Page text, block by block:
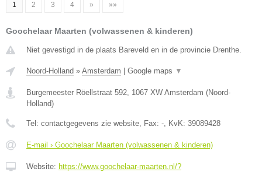
1 2 3 4 » »»
Goochelaar Maarten (volwassenen & kinderen)
Niet gevestigd in de plaats Bareveld en in de provincie Drenthe.
Noord-Holland » Amsterdam Google maps ▼
Burgemeester Röellstraat 592, 1067 XW Amsterdam (Noord-
Holland)
Tel: contactgegevens zie website, Fax: -, KvK: 39089428
E-mail › Goochelaar Maarten (volwassenen & kinderen)
Website: https://www.goochelaar-maarten.nl/?